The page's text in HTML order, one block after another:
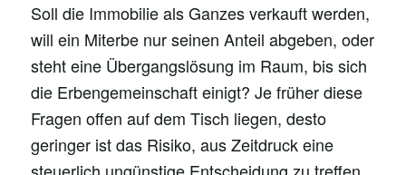
Soll die Immobilie als Ganzes verkauft werden,
will ein Miterbe nur seinen Anteil abgeben, oder
steht eine Übergangslösung im Raum, bis sich
die Erbengemeinschaft einigt? Je früher diese
Fragen offen auf dem Tisch liegen, desto
geringer ist das Risiko, aus Zeitdruck eine